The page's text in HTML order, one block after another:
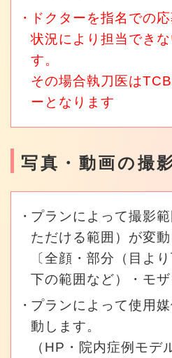
ドクターを指名での
状況により担当でき
す。
その場合執刀医は
ーとなります
写真・動画の撮
プランによって撮影
ただける範囲）が変動
〔全顔・部分（目よ
下の範囲など）・モザ
プランによって使用
動します。
（HP・院内症例モデ